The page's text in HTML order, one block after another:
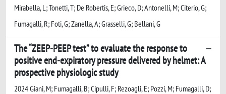
Mirabella, L; Tonetti, T; De Robertis, E; Grieco, D; Antonelli, M; Citerio, G;
Fumagalli, R; Foti, G; Zanella, A; Grasselli, G; Bellani, G
The “ZEEP-PEEP test” to evaluate the response to
positive end-expiratory pressure delivered by helmet: A
prospective physiologic study
2024 Giani, M; Fumagalli, B; Cipulli, F; Rezoagli, E; Pozzi, M; Fumagalli, D;